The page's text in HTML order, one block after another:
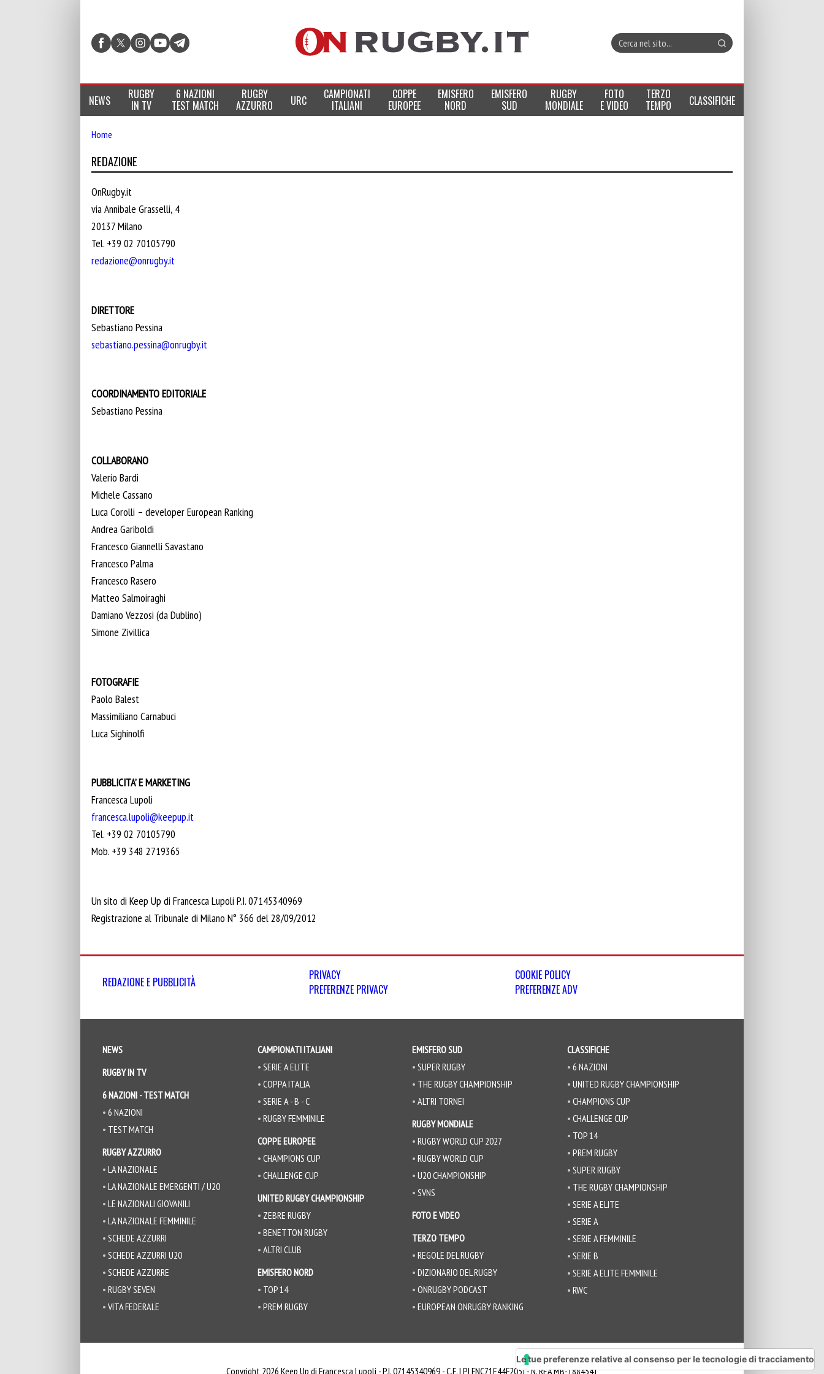
NEWS RUGBY
IN TV
6 NAZIONI
TEST MATCH
RUGBY
AZZURRO URC CAMPIONATI
ITALIANI
COPPE
EUROPEE
EMISFERO
NORD
EMISFERO
SUD
RUGBY
MONDIALE
FOTO
E VIDEO
TERZO
TEMPO CLASSIFICHE
Home
REDAZIONE
OnRugby.it
via Annibale Grasselli, 4
20137 Milano
Tel. +39 02 70105790
redazione@onrugby.it
DIRETTORE
Sebastiano Pessina
sebastiano.pessina@onrugby.it
COORDINAMENTO EDITORIALE
Sebastiano Pessina
COLLABORANO
Valerio Bardi
Michele Cassano
Luca Corolli – developer European Ranking
Andrea Gariboldi
Francesco Giannelli Savastano
Francesco Palma
Francesco Rasero
Matteo Salmoiraghi
Damiano Vezzosi (da Dublino)
Simone Zivillica
FOTOGRAFIE
Paolo Balest
Massimiliano Carnabuci
Luca Sighinolfi
PUBBLICITA’ E MARKETING
Francesca Lupoli
francesca.lupoli@keepup.it
Tel. +39 02 70105790
Mob. +39 348 2719365
Un sito di Keep Up di Francesca Lupoli P.I. 07145340969
Registrazione al Tribunale di Milano N° 366 del 28/09/2012
REDAZIONE E PUBBLICITÀ
PRIVACY
PREFERENZE PRIVACY
COOKIE POLICY
PREFERENZE ADV
NEWS
RUGBY IN TV
6 NAZIONI - TEST MATCH
6 NAZIONI
TEST MATCH
RUGBY AZZURRO
LA NAZIONALE
LA NAZIONALE EMERGENTI / U20
LE NAZIONALI GIOVANILI
LA NAZIONALE FEMMINILE
SCHEDE AZZURRI
SCHEDE AZZURRI U20
SCHEDE AZZURRE
RUGBY SEVEN
VITA FEDERALE
CAMPIONATI ITALIANI
SERIE A ELITE
COPPA ITALIA
SERIE A - B - C
RUGBY FEMMINILE
COPPE EUROPEE
CHAMPIONS CUP
CHALLENGE CUP
UNITED RUGBY CHAMPIONSHIP
ZEBRE RUGBY
BENETTON RUGBY
ALTRI CLUB
EMISFERO NORD
TOP 14
PREM RUGBY
EMISFERO SUD
SUPER RUGBY
THE RUGBY CHAMPIONSHIP
ALTRI TORNEI
RUGBY MONDIALE
RUGBY WORLD CUP 2027
RUGBY WORLD CUP
U20 CHAMPIONSHIP
SVNS
FOTO E VIDEO
TERZO TEMPO
REGOLE DEL RUGBY
DIZIONARIO DEL RUGBY
ONRUGBY PODCAST
EUROPEAN ONRUGBY RANKING
CLASSIFICHE
6 NAZIONI
UNITED RUGBY CHAMPIONSHIP
CHAMPIONS CUP
CHALLENGE CUP
TOP 14
PREM RUGBY
SUPER RUGBY
THE RUGBY CHAMPIONSHIP
SERIE A ELITE
SERIE A
SERIE A FEMMINILE
SERIE B
SERIE A ELITE FEMMINILE
RWC
Copyright 2026 Keep Up di Francesca Lupoli - P.I. 07145340969 - C.F. LPLFNC71E44F205J - N. REA MB-1884541
Le tue preferenze relative al consenso per le tecnologie di tracciamento